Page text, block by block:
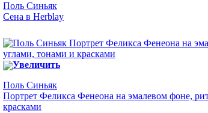
Поль Синьяк
Сена в Herblay
Увеличить
Поль Синьяк
Портрет Феликса Фенеона на эмалевом фоне,
красками